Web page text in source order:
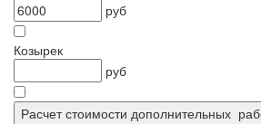
руб
Козырек
руб